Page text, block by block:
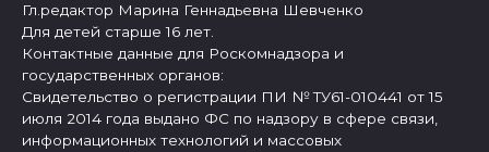
Гл.редактор Марина Геннадьевна Шевченко
Для детей старше 16 лет.
Контактные данные для Роскомнадзора и
государственных органов:
Свидетельство о регистрации ПИ № ТУ61-010441 от 15
июля 2014 года выдано ФС по надзору в сфере связи,
информационных технологий и массовых